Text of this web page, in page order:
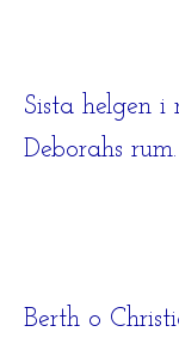
Sista helgen
Deborahs rum.
Berth o